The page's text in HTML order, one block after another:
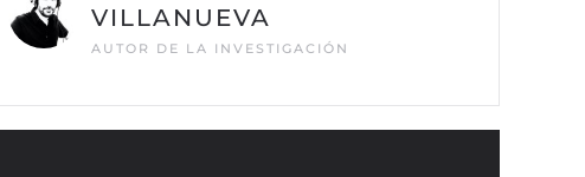
VILLANUEVA
AUTOR DE LA INVESTIGACIÓN